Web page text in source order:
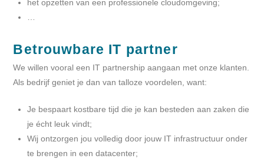
het opzetten van een professionele cloudomgeving;
…
Betrouwbare IT partner
We willen vooral een IT partnership aangaan met onze klanten.
Als bedrijf geniet je dan van talloze voordelen, want:
Je bespaart kostbare tijd die je kan besteden aan zaken die
je écht leuk vindt;
Wij ontzorgen jou volledig door jouw IT infrastructuur onder
te brengen in een datacenter;